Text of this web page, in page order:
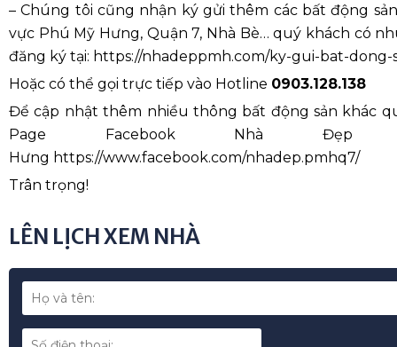
– Chúng tôi cũng nhận ký gửi thêm các bất động
vực Phú Mỹ Hưng, Quận 7, Nhà Bè… quý khách có
đăng ký tại: https://nhadeppmh.com/ky-gui-bat-dong-
Hoặc có thể gọi trực tiếp vào Hotline 0903.128.138
Để cập nhật thêm nhiều thông bất động sản khác
Page Facebook Nhà
Hưng https://www.facebook.com/nhadep.pmhq7/
Trân trọng!
LÊN LỊCH XEM NHÀ